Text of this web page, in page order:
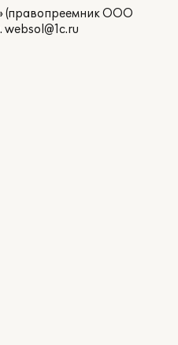
(правопреемник ООО
websol@1c.ru